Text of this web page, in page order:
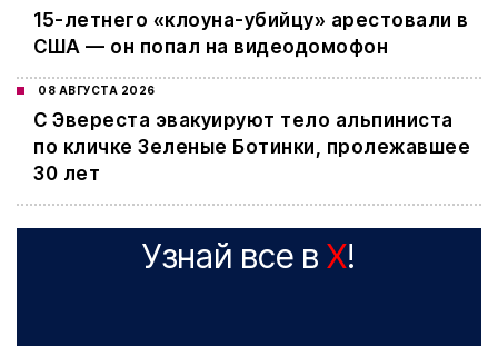
15-летнего «клоуна-убийцу» арестовали в
США — он попал на видеодомофон
08 АВГУСТА 2026
С Эвереста эвакуируют тело альпиниста
по кличке Зеленые Ботинки, пролежавшее
30 лет
Узнай все в X!